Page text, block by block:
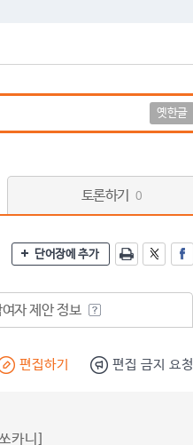
옛한글
토론하기 0
단어장에 추가
자 제안 정보
편집하기 편집 금지 요청
카니]